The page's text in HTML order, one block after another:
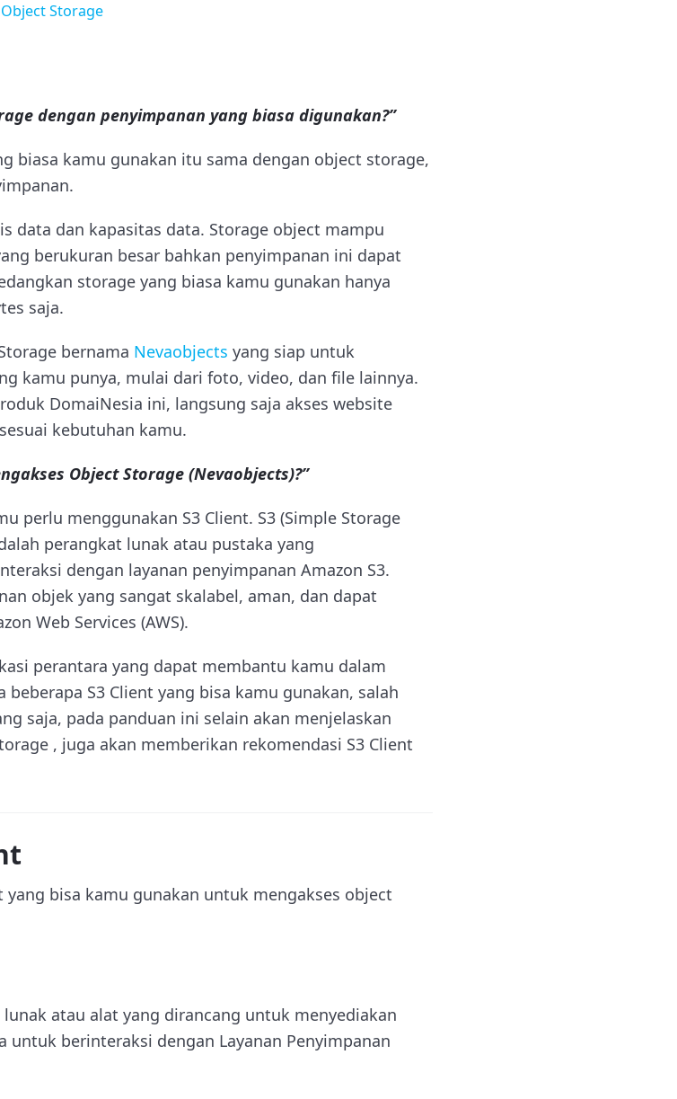
Storage
dengan penyimpanan yang biasa digunakan?”
biasa kamu gunakan itu sama dengan object storage,
data dan kapasitas data. Storage object mampu
berukuran besar bahkan penyimpanan ini dapat
storage yang biasa kamu gunakan hanya
saja.
bernama Nevaobjects yang siap untuk
kamu punya, mulai dari foto, video, dan file lainnya.
DomaiNesia ini, langsung saja akses website
kebutuhan kamu.
Object Storage (Nevaobjects)?”
perlu menggunakan S3 Client. S3 (Simple Storage
perangkat lunak atau pustaka yang
dengan layanan penyimpanan Amazon S3.
objek yang sangat skalabel, aman, dan dapat
Web Services (AWS).
perantara yang dapat membantu kamu dalam
S3 Client yang bisa kamu gunakan, salah
saja, pada panduan ini selain akan menjelaskan
, juga akan memberikan rekomendasi S3 Client
bisa kamu gunakan untuk mengakses object
atau alat yang dirancang untuk menyediakan
untuk berinteraksi dengan Layanan Penyimpanan